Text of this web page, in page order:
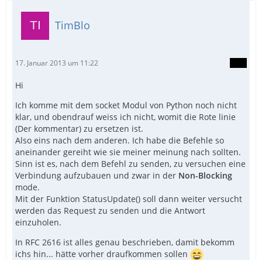
TimBlo
17. Januar 2013 um 11:22
Hi
Ich komme mit dem socket Modul von Python noch nicht
klar, und obendrauf weiss ich nicht, womit die Rote linie
(Der kommentar) zu ersetzen ist.
Also eins nach dem anderen. Ich habe die Befehle so
aneinander gereiht wie sie meiner meinung nach sollten.
Sinn ist es, nach dem Befehl zu senden, zu versuchen eine
Verbindung aufzubauen und zwar in der Non-Blocking
mode.
Mit der Funktion StatusUpdate() soll dann weiter versucht
werden das Request zu senden und die Antwort
einzuholen.
In RFC 2616 ist alles genau beschrieben, damit bekomm
ichs hin... hätte vorher draufkommen sollen